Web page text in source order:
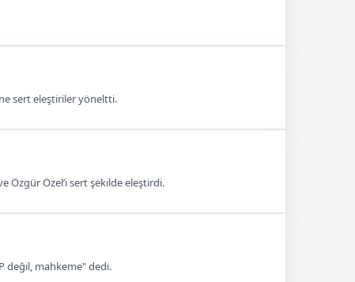
sert eleştiriler yöneltti.
Özgür Özel’i sert şekilde eleştirdi.
değil, mahkeme" dedi.